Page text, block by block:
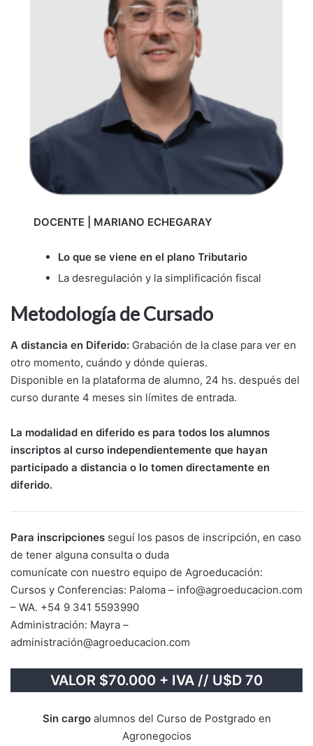
DOCENTE | MARIANO ECHEGARAY
Lo que se viene en el plano Tributario
La desregulación y la simplificación fiscal
Metodología de Cursado
A distancia en Diferido: Grabación de la clase para ver en
otro momento, cuándo y dónde quieras.
Disponible en la plataforma de alumno, 24 hs. después del
curso durante 4 meses sin límites de entrada.
La modalidad en diferido es para todos los alumnos
inscriptos al curso independientemente que hayan
participado a distancia o lo tomen directamente en
diferido.
Para inscripciones seguí los pasos de inscripción, en caso
de tener alguna consulta o duda
comunícate con nuestro equipo de Agroeducación:
Cursos y Conferencias: Paloma – info@agroeducacion.com
– WA. +54 9 341 5593990
Administración: Mayra –
administración@agroeducacion.com
VALOR $70.000 + IVA // U$D 70
Sin cargoalumnos del Curso de Postgrado en
Agronegocios